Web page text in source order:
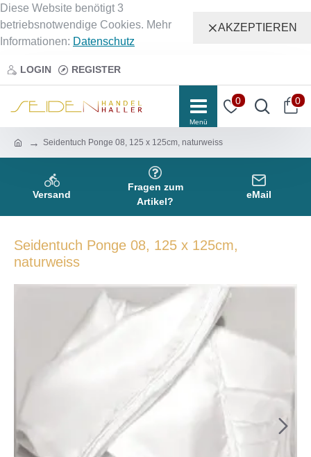
Diese Website benötigt 3
betriebsnotwendige Cookies. Mehr
Informationen: Datenschutz
AKZEPTIEREN
LOGIN REGISTER
0 0
Seidentuch Ponge 08, 125 x 125cm, naturweiss
Versand
Fragen zum
Artikel?
eMail
Seidentuch Ponge 08, 125 x 125cm,
naturweiss